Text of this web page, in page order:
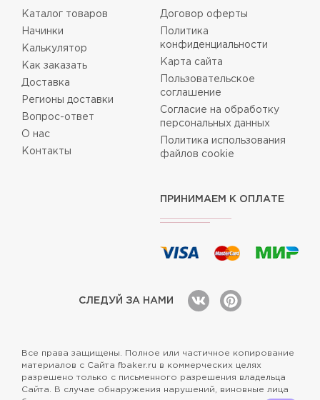
Каталог товаров
Начинки
Калькулятор
Как заказать
Доставка
Регионы доставки
Вопрос-ответ
О нас
Контакты
Договор оферты
Политика
конфиденциальности
Карта сайта
Пользовательское
соглашение
Согласие на обработку
персональных данных
Политика использования
файлов cookie
ПРИНИМАЕМ К ОПЛАТЕ
СЛЕДУЙ ЗА НАМИ
Все права защищены. Полное или частичное копирование
материалов с Сайта fbaker.ru в коммерческих целях
разрешено только с письменного разрешения владельца
Сайта. В случае обнаружения нарушений, виновные лица